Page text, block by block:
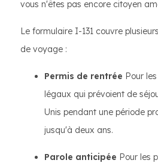
vous n'êtes pas encore citoyen
Le formulaire I-131 couvre
de voyage :
Permis de rentrée Pour
légaux qui prévoient de
Unis pendant une période
jusqu'à deux ans.
Parole anticipée Pour les